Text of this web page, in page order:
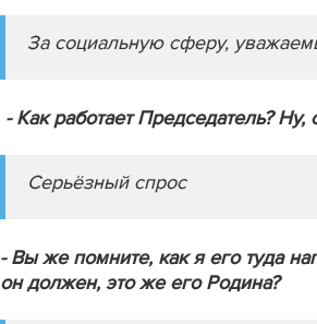
За социальную сферу,
- Как работает Председатель?
Серьёзный спрос
- Вы же помните, как я его туда
он должен, это же его Родина?